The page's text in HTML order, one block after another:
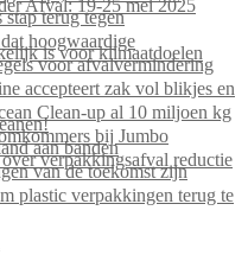
Afval: 19-25 mei 2025
terug tegen
hoogwaardige
is voor klimaatdoelen
voor afvalvermindering
accepteert zak vol blikjes en
Clean-up al 10 miljoen kg
bij Jumbo
aan banden
verpakkingsafval reductie
van de toekomst zijn
plastic verpakkingen terug te